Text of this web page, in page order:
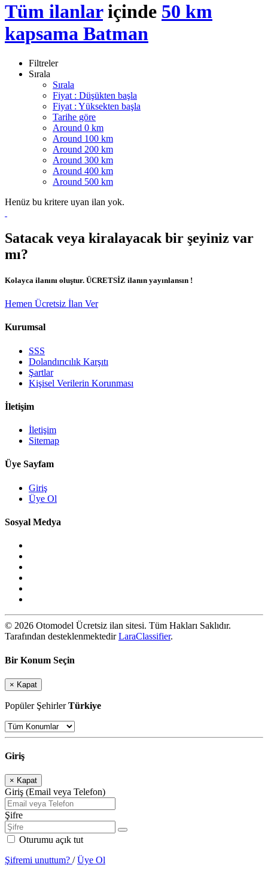
Tüm ilanlariçinde 50 km
kapsama Batman
Filtreler
Sırala
Sırala
Fiyat : Düşükten başla
Fiyat : Yüksekten başla
Tarihe göre
Around 0 km
Around 100 km
Around 200 km
Around 300 km
Around 400 km
Around 500 km
Henüz bu kritere uyan ilan yok.
Satacak veya kiralayacak bir şeyiniz var
mı?
Kolayca ilanını oluştur. ÜCRETSİZ ilanın yayınlansın !
Hemen Ücretsiz İlan Ver
Kurumsal
SSS
Dolandırıcılık Karşıtı
Şartlar
Kişisel Verilerin Korunması
İletişim
İletişim
Sitemap
Üye Sayfam
Giriş
Üye Ol
Sosyal Medya
© 2026 Otomodel Ücretsiz ilan sitesi. Tüm Hakları Saklıdır.
Tarafından desteklenmektedirLaraClassifier.
Bir Konum Seçin
× Kapat
Popüler ŞehirlerTürkiye
Giriş
× Kapat
Giriş (Email veya Telefon)
Şifre
Oturumu açık tut
Şifremi unuttum? /Üye Ol